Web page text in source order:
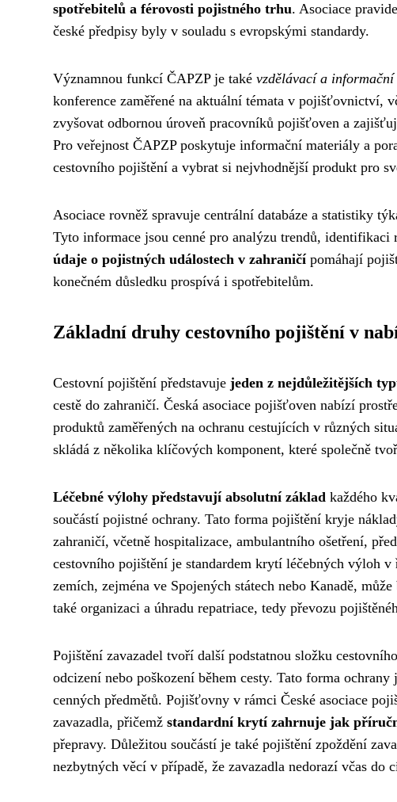
spotřebitelů a férovosti pojistného trhu. Asociace
české předpisy byly v souladu s evropskými standardy.
Významnou funkcí ČAPZP je také vzdělávací a informační
konference zaměřené na aktuální témata v pojišťovnictví,
zvyšovat odbornou úroveň pracovníků pojišťoven a
Pro veřejnost ČAPZP poskytuje informační materiály a
cestovního pojištění a vybrat si nejvhodnější produkt pro
Asociace rovněž spravuje centrální databáze a statistiky
Tyto informace jsou cenné pro analýzu trendů,
údaje o pojistných událostech v zahraničípomáhají
konečném důsledku prospívá i spotřebitelům.
Základní druhy cestovního pojištění v
Cestovní pojištění představuje jeden z nejdůležitějších
cestě do zahraničí. Česká asociace pojišťoven nabízí
produktů zaměřených na ochranu cestujících v různých
skládá z několika klíčových komponent, které společně
Léčebné výlohy představují absolutní základ každého
součástí pojistné ochrany. Tato forma pojištění kryje
zahraničí, včetně hospitalizace, ambulantního ošetření,
cestovního pojištění je standardem krytí léčebných výloh
zemích, zejména ve Spojených státech nebo Kanadě, může
také organizaci a úhradu repatriace, tedy převozu
Pojištění zavazadel tvoří další podstatnou složku
odcizení nebo poškození během cesty. Tato forma
cenných předmětů. Pojišťovny v rámci České asociace
zavazadla, přičemž standardní krytí zahrnuje jak
přepravy. Důležitou součástí je také pojištění zpoždění
nezbytných věcí v případě, že zavazadla nedorazí včas do